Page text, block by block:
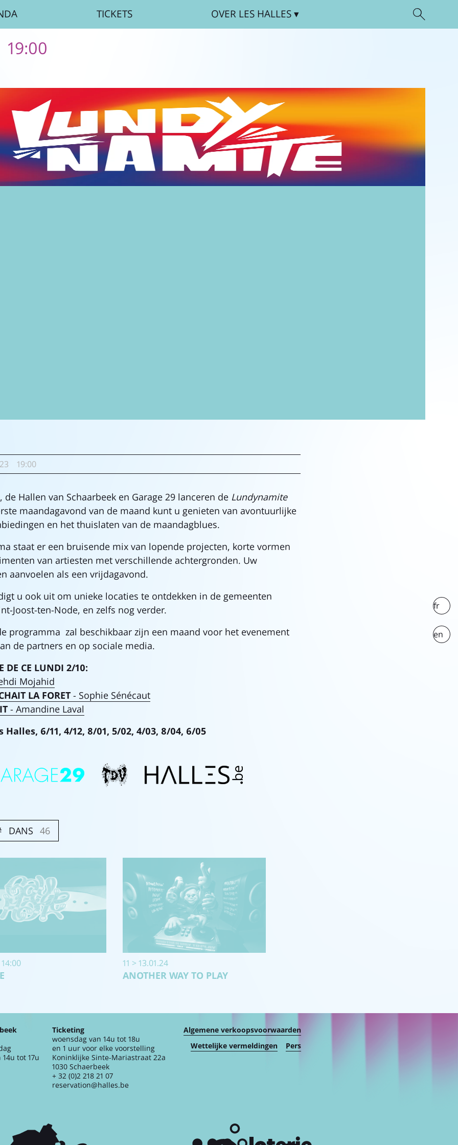
TICKETS OVER LES HALLES
19:00
19:00
de Hallen van Schaarbeek en Garage 29 lanceren de Lundynamite
maandagavond van de maand kunt u genieten van avontuurlijke
en het thuislaten van de maandagblues.
staat er een bruisende mix van lopende projecten, korte vormen
van artiesten met verschillende achtergronden. Uw
aanvoelen als een vrijdagavond.
u ook uit om unieke locaties te ontdekken in de gemeenten
Joost-ten-Node, en zelfs nog verder.
programma zal beschikbaar zijn een maand voor het evenement
de partners en op sociale media.
DE CE LUNDI 2/10:
Mojahid
LA FORET - ​Sophie Sénécaut
- Amandine Laval
Halles, 6/11, 4/12, 8/01, 5/02, 4/03, 8/04, 6/05
DANS 46
11 > 13.01.24
ANOTHER WAY TO PLAY
fr
en
tot 17u
Ticketing
woensdag van 14u tot 18u
en 1 uur voor elke voorstelling
Koninklijke Sinte-Mariastraat 22a
1030 Schaerbeek
+ 32 (0)2 218 21 07
reservation@halles.be
Algemene verkoopsvoorwaarden
Wettelijke vermeldingen
Pers